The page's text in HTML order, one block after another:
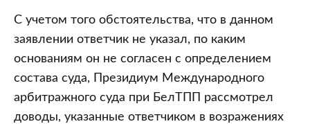
С учетом того обстоятельства, что в данном
заявлении ответчик не указал, по каким
основаниям он не согласен с определением
состава суда, Президиум Международного
арбитражного суда при БелТПП рассмотрел
доводы, указанные ответчиком в возражениях